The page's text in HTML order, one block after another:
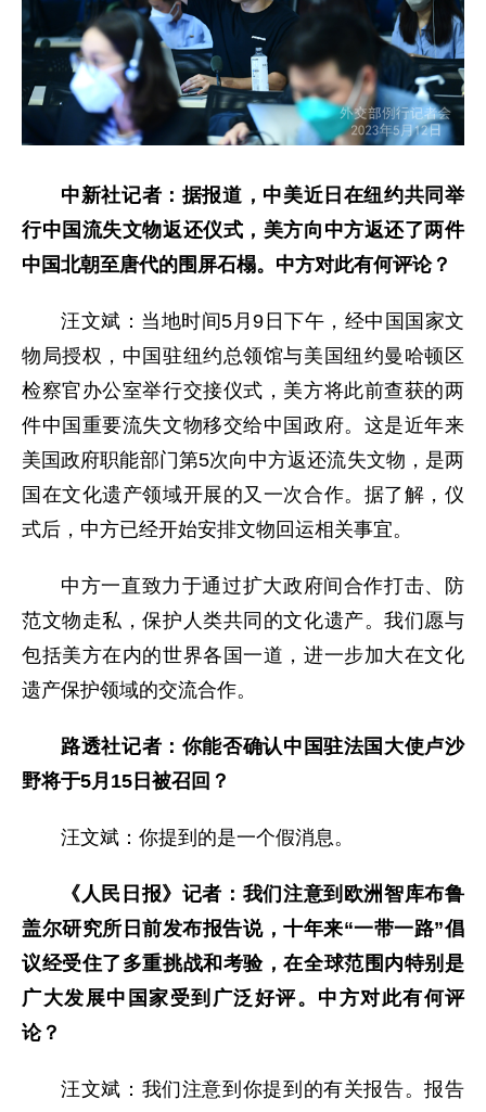
中新社记者：据报道，中美近日在纽约共同举
行中国流失文物返还仪式，美方向中方返还了两件
中国北朝至唐代的围屏石榻。中方对此有何评论？
汪文斌：当地时间5月9日下午，经中国国家文
物局授权，中国驻纽约总领馆与美国纽约曼哈顿区
检察官办公室举行交接仪式，美方将此前查获的两
件中国重要流失文物移交给中国政府。这是近年来
美国政府职能部门第5次向中方返还流失文物，是两
国在文化遗产领域开展的又一次合作。据了解，仪
式后，中方已经开始安排文物回运相关事宜。
中方一直致力于通过扩大政府间合作打击、防
范文物走私，保护人类共同的文化遗产。我们愿与
包括美方在内的世界各国一道，进一步加大在文化
遗产保护领域的交流合作。
路透社记者：你能否确认中国驻法国大使卢沙
野将于5月15日被召回？
汪文斌：你提到的是一个假消息。
《人民日报》记者：我们注意到欧洲智库布鲁
盖尔研究所日前发布报告说，十年来“一带一路”倡
议经受住了多重挑战和考验，在全球范围内特别是
广大发展中国家受到广泛好评。中方对此有何评
论？
汪文斌：我们注意到你提到的有关报告。报告